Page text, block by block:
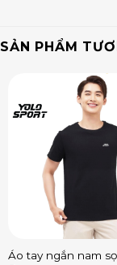
SẢN PHẨM
Áo tay ngắn nam